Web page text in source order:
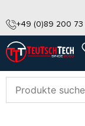
+49 (0)89 200 73